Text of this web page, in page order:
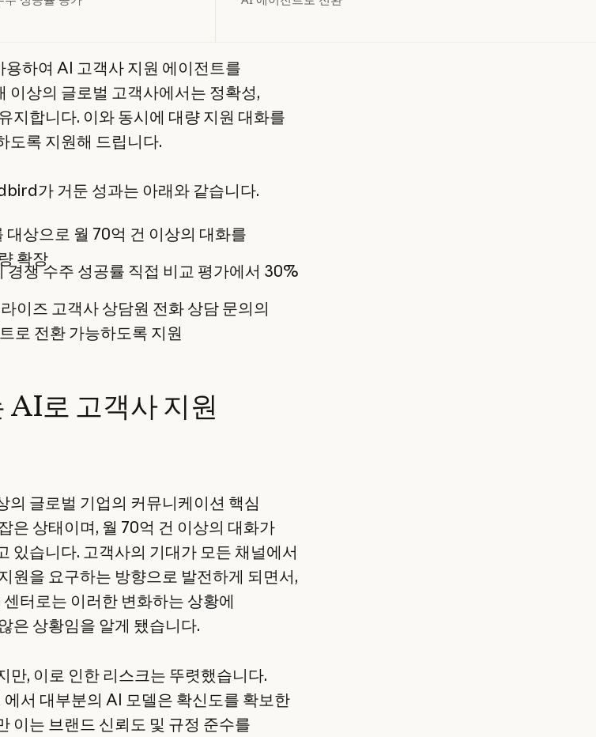
하여 AI 고객사 지원 에이전트를
이상의 글로벌 고객사에서는 정확성,
지합니다. 이와 동시에 대량 지원 대화를
도록 지원해 드립니다.
가 거둔 성과는 아래와 같습니다.
대상으로 월 70억 건 이상의 대화를
확장
경쟁 수주 성공률 직접 비교 평가에서 30%
이즈 고객사 상담원 전화 상담 문의의
로 전환 가능하도록 지원
AI로 고객사 지원
글로벌 기업의 커뮤니케이션 핵심
은 상태이며, 월 70억 건 이상의 대화가
있습니다. 고객사의 기대가 모든 채널에서
원을 요구하는 방향으로 발전하게 되면서,
터로는 이러한 변화하는 상황에
은 상황임을 알게 됐습니다.
만, 이로 인한 리스크는 뚜렷했습니다.
서 대부분의 AI 모델은 확신도를 확보한
이는 브랜드 신뢰도 및 규정 준수를